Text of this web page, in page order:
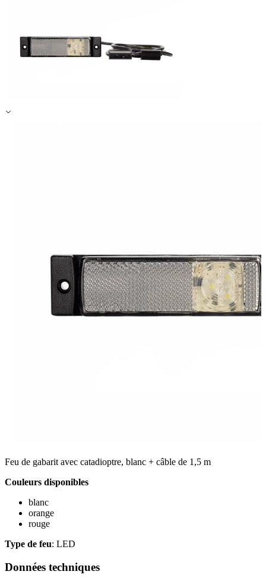
Feu de gabarit avec catadioptre, blanc + câble de 1,5 m
Couleurs disponibles
blanc
orange
rouge
Type de feu: LED
Données techniques